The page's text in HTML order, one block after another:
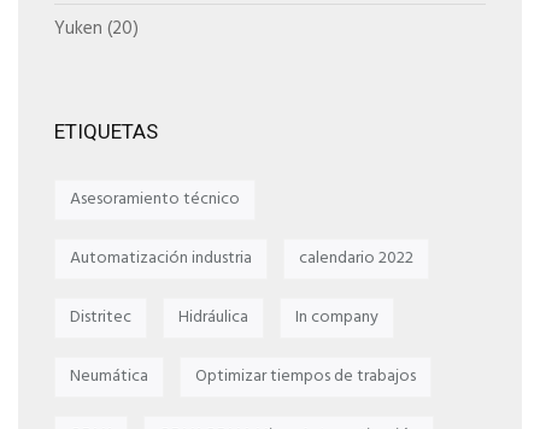
Yuken (20)
ETIQUETAS
Asesoramiento técnico
Automatización industria calendario 2022
Distritec Hidráulica In company
Neumática Optimizar tiempos de trabajos